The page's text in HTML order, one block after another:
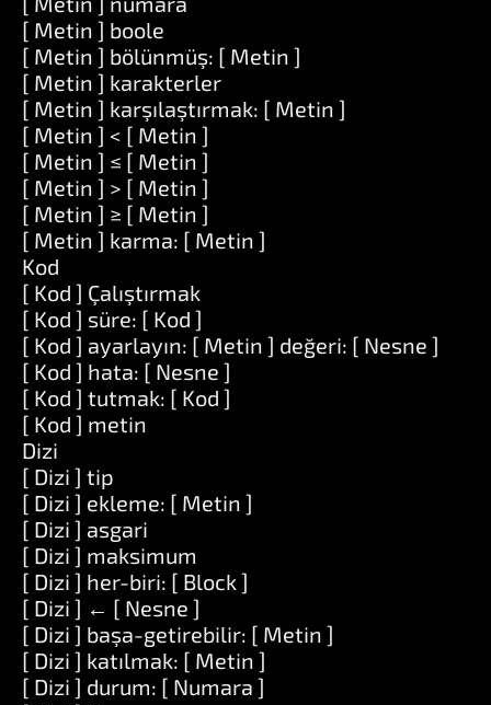
[ Metin ] boole
[ Metin ] bölünmüş: [ Metin ]
[ Metin ] karakterler
[ Metin ] karşılaştırmak: [ Metin ]
[ Metin ] < [ Metin ]
[ Metin ] ≤ [ Metin ]
[ Metin ] > [ Metin ]
[ Metin ] ≥ [ Metin ]
[ Metin ] karma: [ Metin ]
Kod
[ Kod ] Çalıştırmak
[ Kod ] süre: [ Kod ]
[ Kod ] ayarlayın: [ Metin ] değeri: [ Nesne ]
[ Kod ] hata: [ Nesne ]
[ Kod ] tutmak: [ Kod ]
[ Kod ] metin
Dizi
[ Dizi ] tip
[ Dizi ] ekleme: [ Metin ]
[ Dizi ] asgari
[ Dizi ] maksimum
[ Dizi ] her-biri: [ Block ]
[ Dizi ] ← [ Nesne ]
[ Dizi ] başa-getirebilir: [ Metin ]
[ Dizi ] katılmak: [ Metin ]
[ Dizi ] durum: [ Numara ]